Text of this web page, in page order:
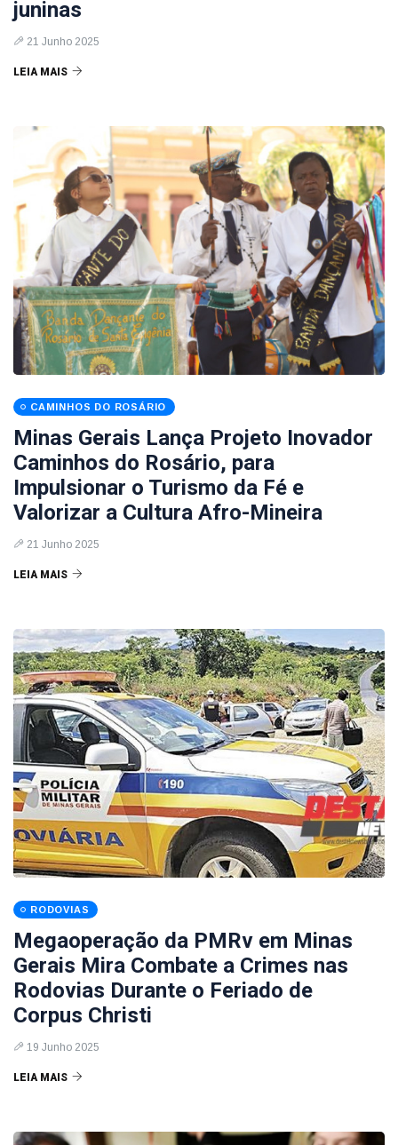
juninas
21 Junho 2025
LEIA MAIS
CAMINHOS DO ROSÁRIO
Minas Gerais Lança Projeto Inovador
Caminhos do Rosário, para
Impulsionar o Turismo da Fé e
Valorizar a Cultura Afro-Mineira
21 Junho 2025
LEIA MAIS
RODOVIAS
Megaoperação da PMRv em Minas
Gerais Mira Combate a Crimes nas
Rodovias Durante o Feriado de
Corpus Christi
19 Junho 2025
LEIA MAIS